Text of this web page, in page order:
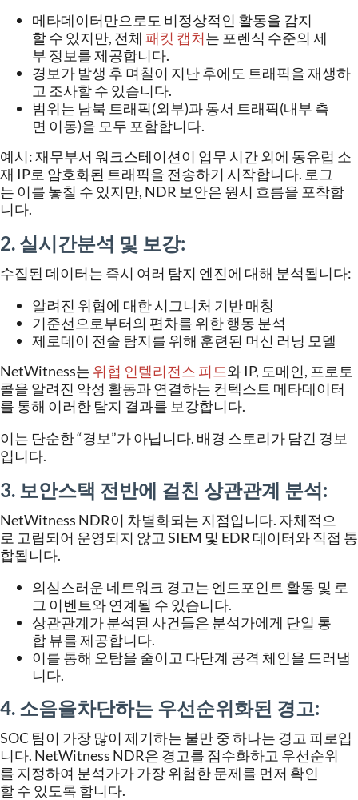
메타데이터만으로도 비정상적인 활동을 감지
할수 있지만, 전체 패킷 캡처는 포렌식 수준의 세
부 정보를제공합니다.
경보가 발생 후 며칠이 지난후에도 트래픽을재생하
고 조사할수 있습니다.
범위는 남북 트래픽(외부)과동서 트래픽(내부 측
면 이동)을 모두 포함합니다.
예시:재무부서 워크스테이션이 업무시간외에 동유럽 소
재 IP로 암호화된 트래픽을 전송하기 시작합니다. 로그
는 이를 놓칠 수 있지만, NDR 보안은 원시 흐름을 포착합
니다.
2. 실시간분석 및 보강:
수집된 데이터는 즉시 여러 탐지 엔진에 대해 분석됩니다:
알려진 위협에 대한시그니처 기반매칭
기준선으로부터의 편차를 위한행동 분석
제로데이 전술 탐지를 위해 훈련된 머신 러닝 모델
NetWitness는 위협 인텔리전스 피드와IP, 도메인, 프로토
콜을 알려진 악성 활동과연결하는 컨텍스트 메타데이터
를 통해 이러한 탐지 결과를 보강합니다.
이는 단순한“경보”가아닙니다. 배경 스토리가 담긴 경보
입니다.
3. 보안스택 전반에 걸친 상관관계 분석:
NetWitness NDR이 차별화되는 지점입니다. 자체적으
로 고립되어 운영되지 않고 SIEM 및 EDR 데이터와직접 통
합됩니다.
의심스러운 네트워크 경고는 엔드포인트 활동 및 로
그 이벤트와연계될 수 있습니다.
상관관계가분석된 사건들은 분석가에게 단일 통
합뷰를제공합니다.
이를 통해 오탐을 줄이고 다단계 공격 체인을 드러냅
니다.
4. 소음을차단하는 우선순위화된 경고:
SOC 팀이 가장 많이 제기하는 불만중하나는 경고 피로입
니다. NetWitness NDR은 경고를 점수화하고 우선순위
를 지정하여 분석가가가장위험한문제를 먼저 확인
할수 있도록 합니다.